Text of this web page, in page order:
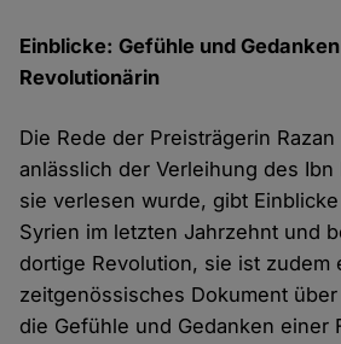
Einblicke: Gefühle und
Revolutionärin
Die Rede der Preisträgerin
anlässlich der Verleihung des
sie verlesen wurde, gibt
Syrien im letzten Jahrzehnt und
dortige Revolution, sie ist zudem
zeitgenössisches Dokument über
die Gefühle und Gedanken einer